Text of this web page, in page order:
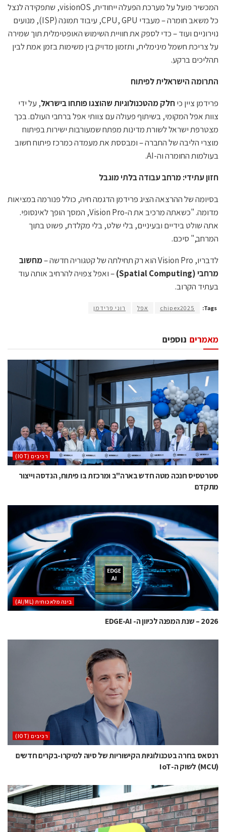
המכשיר פועל על מערכת הפעלה ייחודית, visionOS, שתפקידה לנצל
כל משאב חומרה – מעבדי CPU, GPU, עיבוד תמונה (ISP), מנועים
נוירוניים ועוד – כדי לספק את חוויית השימוש האופטימלית תוך שמירה
על צריכת חשמל מינימלית, ותזמון מדויק בין משימות בזמן אמת לבין
תהליכים ברקע.
התרומה הישראלית לפיתוח
פרידמן ציין כיחלק מהטכנולוגיות שהוצגו פותחו בישראל, על ידי
צוות אפל המקומי, בשיתוף פעולה עם צוותי אפל ברחבי העולם. בכך
מצטרפת ישראל לשורת מדינות מפתח שמעורבות ישירות בפיתוח
מוצרי הליבה של החברה – ומבססת את מעמדה כמרכז פיתוח חשוב
בעולמות החומרה וה-AI.
חזון עתידי: מרחב עבודה בלתי מוגבל
בסיומה של ההרצאה הציג פרידמן הדגמה חיה, כולל פנורמה במציאות
מדומה. "כשאתה מרכיב את ה-Vision Pro, המסך הופך לאינסופי.
אתה שולט בידיים ובעיניים, בלי שלט, בלי מקלדת, פשוט בתוך
המרחב," סיכם.
לדבריו, Vision Pro הוא רק תחילתה של קטגוריה חדשה –
מחשוב
מרחבי (Spatial Computing)
– ואפל צפויה להרחיב אותה עוד
בעתיד הקרוב.
Tags:
chipex2025 אפל רוני פרידמן
נוספים מאמרים
‫רכיבים‬ (IOT)
סטרטסיס חנכה מטה חדש בארה"ב ומרכזת בו פיתוח, הנדסה וייצור
מתקדם
בינה מלאכותית (AI/ML)
2026 – שנת המפנה לכיוון ה- EDGE-AI
‫רכיבים‬ (IOT)
רנסאס בחרה בטכנולוגיות הקישוריות של סיוה למיקרו-בקרים חדשים
(MCU) לשוק ה-IoT